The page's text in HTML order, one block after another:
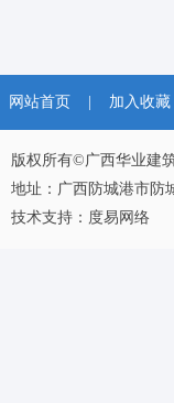
网站首页 加入收藏
版权所有©广西华业建
地址：广西防城港市
技术支持： 度易网络